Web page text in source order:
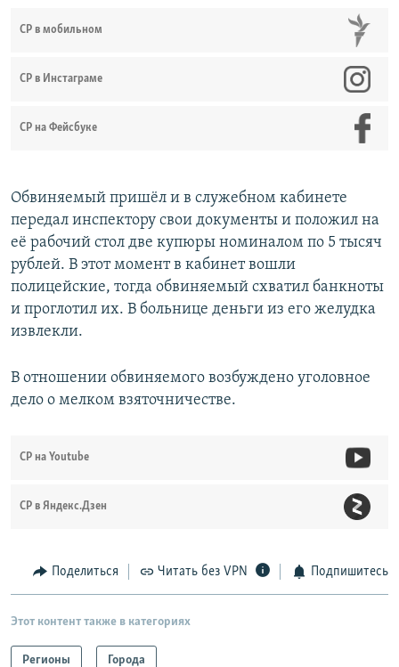
СР в мобильном
СР в Инстаграме
СР на Фейсбуке
Обвиняемый пришёл и в служебном кабинете
передал инспектору свои документы и положил на
её рабочий стол две купюры номиналом по 5 тысяч
рублей. В этот момент в кабинет вошли
полицейские, тогда обвиняемый схватил банкноты
и проглотил их. В больнице деньги из его желудка
извлекли.
В отношении обвиняемого возбуждено уголовное
дело о мелком взяточничестве.
СР на Youtube
СР в Яндекс.Дзен
Поделиться Читать без VPN Подпишитесь
Этот контент также в категориях
Регионы Города